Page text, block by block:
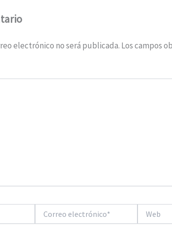
electrónico no será publicada. Los campos
electrónico*